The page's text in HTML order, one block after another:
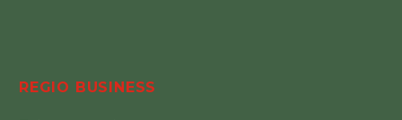
REGIO BUSINESS